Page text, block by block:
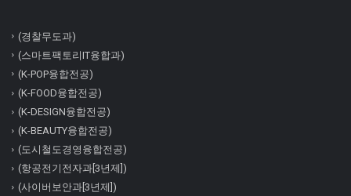
(경찰무도과)
(스마트팩토리IT융합과)
(K-POP융합전공)
(K-FOOD융합전공)
(K-DESIGN융합전공)
(K-BEAUTY융합전공)
(도시철도경영융합전공)
(항공전기전자과[3년제])
(사이버보안과[3년제])